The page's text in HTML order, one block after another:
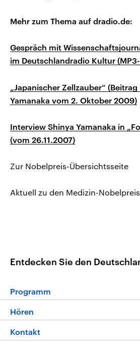
Mehr zum Thema auf dradio.de:
Gespräch mit
im Deutschlandradio Kultur
„Japanischer Zellzauber“
Yamanaka vom 2. Oktober 2009)
Interview Shinya Yamanaka in
(vom 26.11.2007)
Zur Nobelpreis-Übersichtsseite
Aktuell zu den Medizin-
Entdecken Sie den
Programm
Die Nachrichten
Hören
Livestream
Kontakt